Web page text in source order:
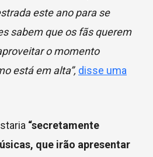
este ano para se
sabem que os fãs querem
o momento
está em alta”, disse uma
“secretamente
que irão apresentar